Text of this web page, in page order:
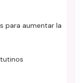
para aumentar la